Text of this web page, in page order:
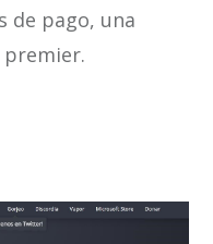
de pago, una